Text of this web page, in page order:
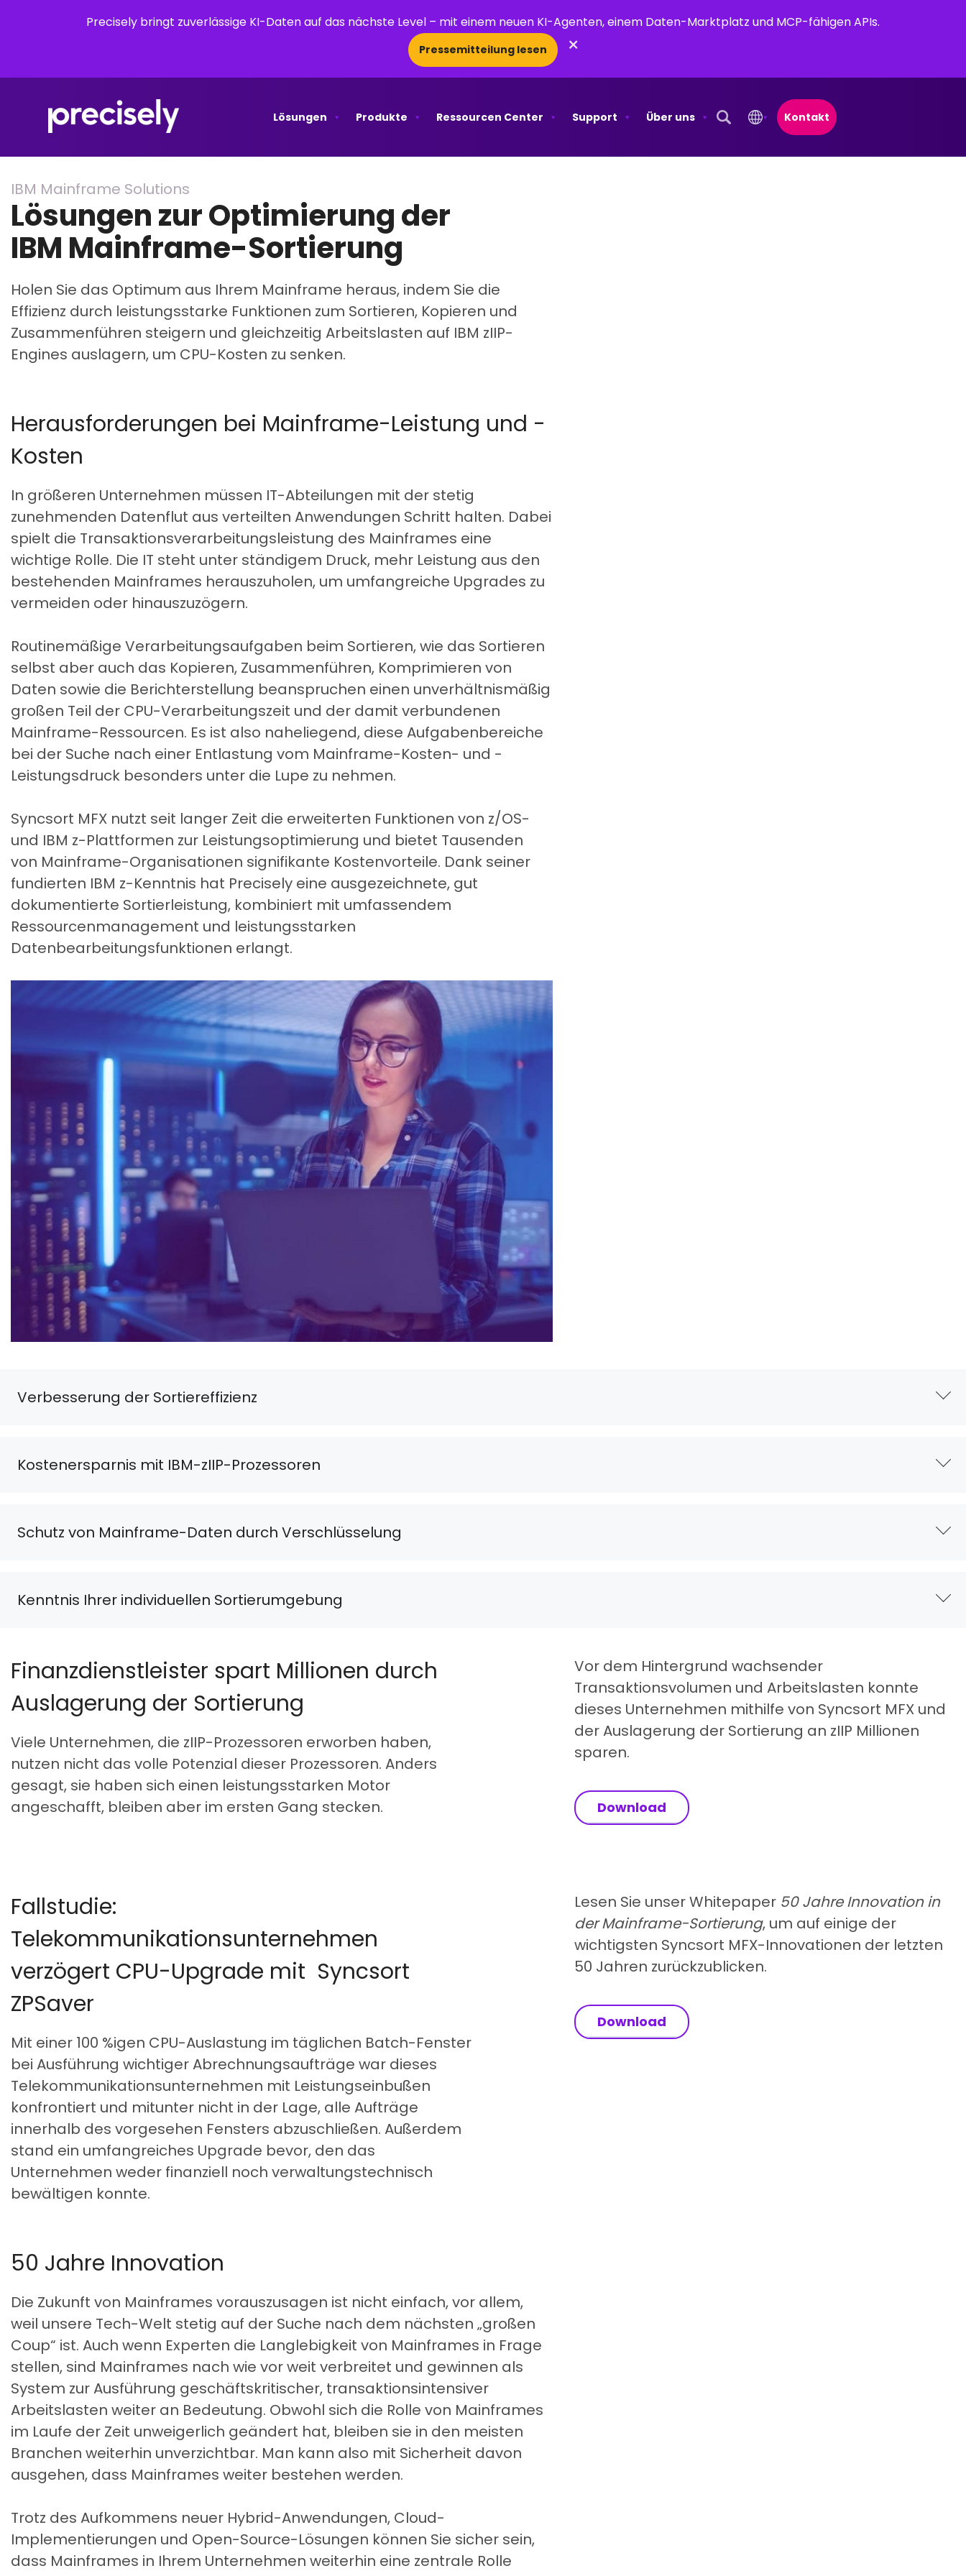
Precisely bringt zuverlässige KI-Daten auf das nächste Level – mit einem neuen KI-Agenten, einem Daten-Marktplatz und MCP-fähigen APIs.
Pressemitteilung lesen ×
Lösungen Produkte Ressourcen Center Support
Über uns
Open Search Popup
Kontakt
IBM Mainframe Solutions
Lösungen zur Optimierung der
IBM Mainframe-Sortierung
Holen Sie das Optimum aus Ihrem Mainframe heraus, indem Sie die
Effizienz durch leistungsstarke Funktionen zum Sortieren, Kopieren und
Zusammenführen steigern und gleichzeitig Arbeitslasten auf IBM zIIP-
Engines auslagern, um CPU-Kosten zu senken.
Herausforderungen bei Mainframe-Leistung und -
Kosten
In größeren Unternehmen müssen IT-Abteilungen mit der stetig
zunehmenden Datenflut aus verteilten Anwendungen Schritt halten. Dabei
spielt die Transaktionsverarbeitungsleistung des Mainframes eine
wichtige Rolle. Die IT steht unter ständigem Druck, mehr Leistung aus den
bestehenden Mainframes herauszuholen, um umfangreiche Upgrades zu
vermeiden oder hinauszuzögern.
Routinemäßige Verarbeitungsaufgaben beim Sortieren, wie das Sortieren
selbst aber auch das Kopieren, Zusammenführen, Komprimieren von
Daten sowie die Berichterstellung beanspruchen einen unverhältnismäßig
großen Teil der CPU-Verarbeitungszeit und der damit verbundenen
Mainframe-Ressourcen. Es ist also naheliegend, diese Aufgabenbereiche
bei der Suche nach einer Entlastung vom Mainframe-Kosten- und -
Leistungsdruck besonders unter die Lupe zu nehmen.
Syncsort MFX nutzt seit langer Zeit die erweiterten Funktionen von z/OS-
und IBM z-Plattformen zur Leistungsoptimierung und bietet Tausenden
von Mainframe-Organisationen signifikante Kostenvorteile. Dank seiner
fundierten IBM z-Kenntnis hat Precisely eine ausgezeichnete, gut
dokumentierte Sortierleistung, kombiniert mit umfassendem
Ressourcenmanagement und leistungsstarken
Datenbearbeitungsfunktionen erlangt.
Verbesserung der Sortiereffizienz
Kostenersparnis mit IBM-zIIP-Prozessoren
Schutz von Mainframe-Daten durch Verschlüsselung
Kenntnis Ihrer individuellen Sortierumgebung
Finanzdienstleister spart Millionen durch
Auslagerung der Sortierung
Viele Unternehmen, die zIIP-Prozessoren erworben haben,
nutzen nicht das volle Potenzial dieser Prozessoren. Anders
gesagt, sie haben sich einen leistungsstarken Motor
angeschafft, bleiben aber im ersten Gang stecken.
Vor dem Hintergrund wachsender
Transaktionsvolumen und Arbeitslasten konnte
dieses Unternehmen mithilfe von Syncsort MFX und
der Auslagerung der Sortierung an zIIP Millionen
sparen.
Download
Fallstudie:
Telekommunikationsunternehmen
verzögert CPU-Upgrade mit Syncsort
ZPSaver
Mit einer 100 %igen CPU-Auslastung im täglichen Batch-Fenster
bei Ausführung wichtiger Abrechnungsaufträge war dieses
Telekommunikationsunternehmen mit Leistungseinbußen
konfrontiert und mitunter nicht in der Lage, alle Aufträge
innerhalb des vorgesehen Fensters abzuschließen. Außerdem
stand ein umfangreiches Upgrade bevor, den das
Unternehmen weder finanziell noch verwaltungstechnisch
bewältigen konnte.
Lesen Sie unser Whitepaper 50 Jahre Innovation in
der Mainframe-Sortierung, um auf einige der
wichtigsten Syncsort MFX-Innovationen der letzten
50 Jahren zurückzublicken.
Download
50 Jahre Innovation
Die Zukunft von Mainframes vorauszusagen ist nicht einfach, vor allem,
weil unsere Tech-Welt stetig auf der Suche nach dem nächsten „großen
Coup“ ist. Auch wenn Experten die Langlebigkeit von Mainframes in Frage
stellen, sind Mainframes nach wie vor weit verbreitet und gewinnen als
System zur Ausführung geschäftskritischer, transaktionsintensiver
Arbeitslasten weiter an Bedeutung. Obwohl sich die Rolle von Mainframes
im Laufe der Zeit unweigerlich geändert hat, bleiben sie in den meisten
Branchen weiterhin unverzichtbar. Man kann also mit Sicherheit davon
ausgehen, dass Mainframes weiter bestehen werden.
Trotz des Aufkommens neuer Hybrid-Anwendungen, Cloud-
Implementierungen und Open-Source-Lösungen können Sie sicher sein,
dass Mainframes in Ihrem Unternehmen weiterhin eine zentrale Rolle